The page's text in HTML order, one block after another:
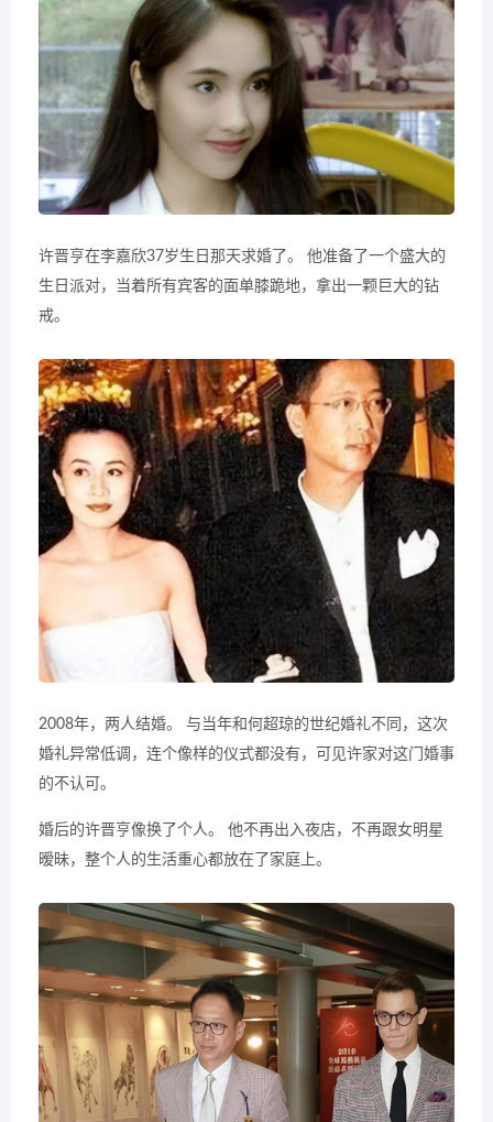
许晋亨在李嘉欣37岁生日那天求婚了。 他准备了一个盛大的
生日派对，当着所有宾客的面单膝跪地，拿出一颗巨大的钻
戒。
2008年，两人结婚。 与当年和何超琼的世纪婚礼不同，这次
婚礼异常低调，连个像样的仪式都没有，可见许家对这门婚事
的不认可。
婚后的许晋亨像换了个人。 他不再出入夜店，不再跟女明星
暧昧，整个人的生活重心都放在了家庭上。